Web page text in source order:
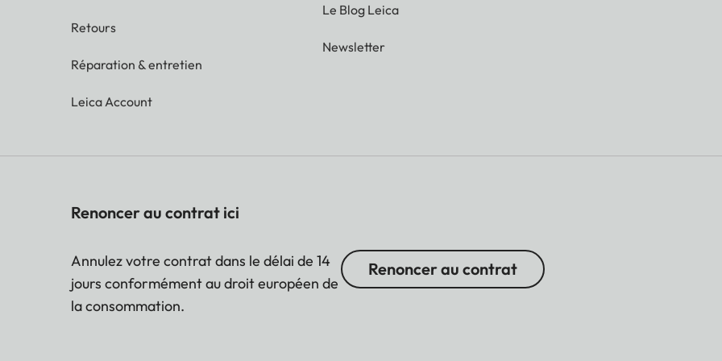
Retours
Réparation & entretien
Leica Account
Le Blog Leica
Newsletter
Renoncer au contrat ici
Annulez votre contrat dans le délai de 14
jours conformément au droit européen de
la consommation.
Renoncer au contrat